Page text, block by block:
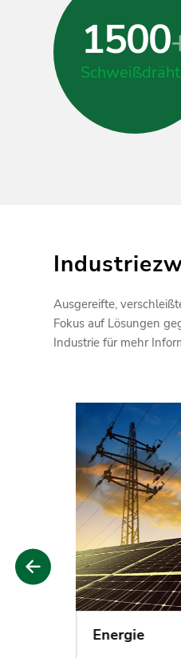
1500
Ausgereifte,
Fokus auf Lösungen
Industrie für mehr
Energie